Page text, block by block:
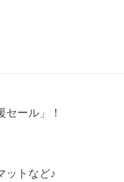
ール」！
ットなど♪